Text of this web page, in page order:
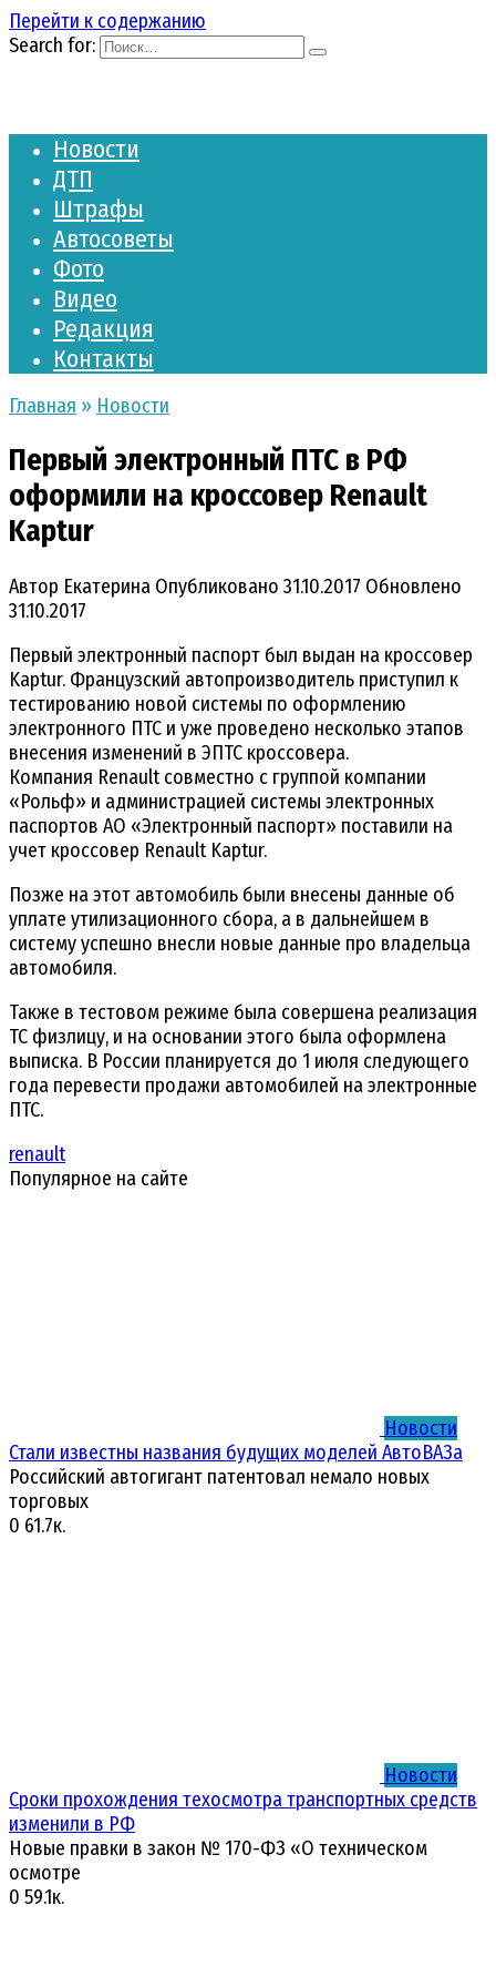
Перейти к содержанию
Search for:
Новости
ДТП
Штрафы
Автосоветы
Фото
Видео
Редакция
Контакты
Главная » Новости
Первый электронный ПТС в РФ
оформили на кроссовер Renault
Kaptur
Автор Екатерина Опубликовано 31.10.2017 Обновлено
31.10.2017
Первый электронный паспорт был выдан на кроссовер
Kaptur. Французский автопроизводитель приступил к
тестированию новой системы по оформлению
электронного ПТС и уже проведено несколько этапов
внесения изменений в ЭПТС кроссовера.
Компания Renault совместно с группой компании
«Рольф» и администрацией системы электронных
паспортов АО «Электронный паспорт» поставили на
учет кроссовер Renault Kaptur.
Позже на этот автомобиль были внесены данные об
уплате утилизационного сбора, а в дальнейшем в
систему успешно внесли новые данные про владельца
автомобиля.
Также в тестовом режиме была совершена реализация
ТС физлицу, и на основании этого была оформлена
выписка. В России планируется до 1 июля следующего
года перевести продажи автомобилей на электронные
ПТС.
renault
Популярное на сайте
Новости
Стали известны названия будущих моделей АвтоВАЗа
Российский автогигант патентовал немало новых
торговых
0 61.7к.
Новости
Сроки прохождения техосмотра транспортных средств
изменили в РФ
Новые правки в закон № 170-ФЗ «О техническом
осмотре
0 59.1к.